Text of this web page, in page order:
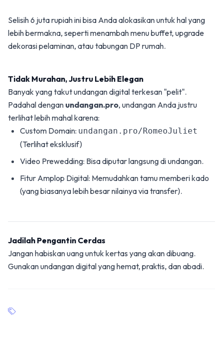
Selisih 6 juta rupiah ini bisa Anda alokasikan untuk hal yang
lebih bermakna, seperti menambah menu buffet, upgrade
dekorasi pelaminan, atau tabungan DP rumah.
Tidak Murahan, Justru Lebih Elegan
Banyak yang takut undangan digital terkesan "pelit".
Padahal dengan undangan.pro, undangan Anda justru
terlihat lebih mahal karena:
Custom Domain: undangan.pro/RomeoJuliet
(Terlihat eksklusif)
Video Prewedding: Bisa diputar langsung di undangan.
Fitur Amplop Digital: Memudahkan tamu memberi kado
(yang biasanya lebih besar nilainya via transfer).
Jadilah Pengantin Cerdas
Jangan habiskan uang untuk kertas yang akan dibuang.
Gunakan undangan digital yang hemat, praktis, dan abadi.